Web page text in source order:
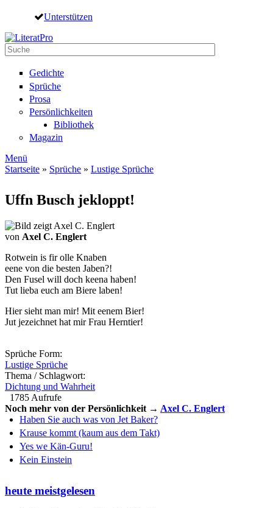
Direkt zum Inhalt
Unterstützen
Suche
Gedichte
Sprüche
Prosa
Persönlichkeiten
Bibliothek
Magazin
Menü
Startseite » Sprüche » Lustige Sprüche
Uffn Busch jekloppt!
von Axel C. Englert
Rotwein is fir olle Knaben
eene von die besten Jaben?!
Den Fusel will doch keena haben!
Tut lieba euch am Biere laben!
Hier sieht man mir! Mit eenem Bier!
Jut jezeichnet hat mir Frau Herntier!
Sprüche Form:
Lustige Sprüche
Thema / Schlagwort:
Dichtung und Wahrheit
1785 Aufrufe
Noch mehr von der Persönlichkeit → Axel C. Englert
Haben Sie auch was von Jet Baker?
Krause kommt (kaum aus dem Takt)
Yes we Kän-Guru!
Kein Einstein
heute meistgelesen